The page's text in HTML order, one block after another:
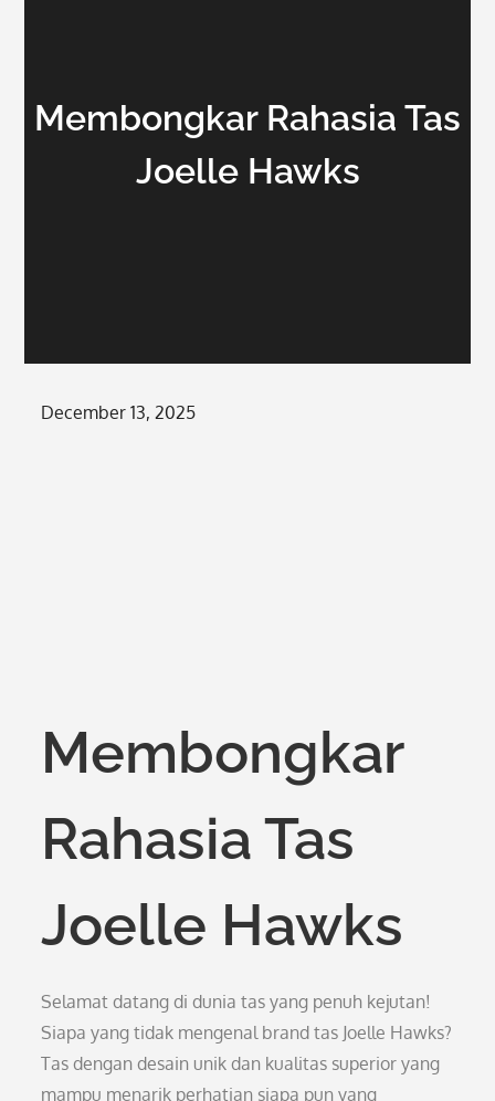
Membongkar Rahasia Tas
Joelle Hawks
Posted
December 13, 2025
Membongkar
Rahasia Tas
Joelle Hawks
Selamat datang di dunia tas yang penuh kejutan!
Siapa yang tidak mengenal brand tas Joelle Hawks?
Tas dengan desain unik dan kualitas superior yang
mampu menarik perhatian siapa pun yang